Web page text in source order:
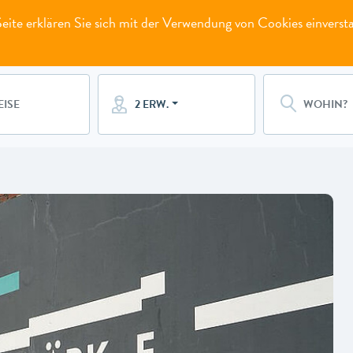
2 ERW.
erklären Sie sich mit der Verwendung von Cookies